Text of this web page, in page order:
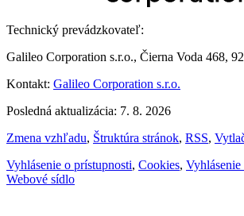
Technický prevádzkovateľ:
Galileo Corporation s.r.o., Čierna Voda 468,
Kontakt: Galileo Corporation s.r.o.
Posledná aktualizácia: 7. 8. 2026
Zmena vzhľadu, Štruktúra stránok, RSS,
Vyhlásenie o prístupnosti, Cookies, Vyhlásenie
Webové sídlo